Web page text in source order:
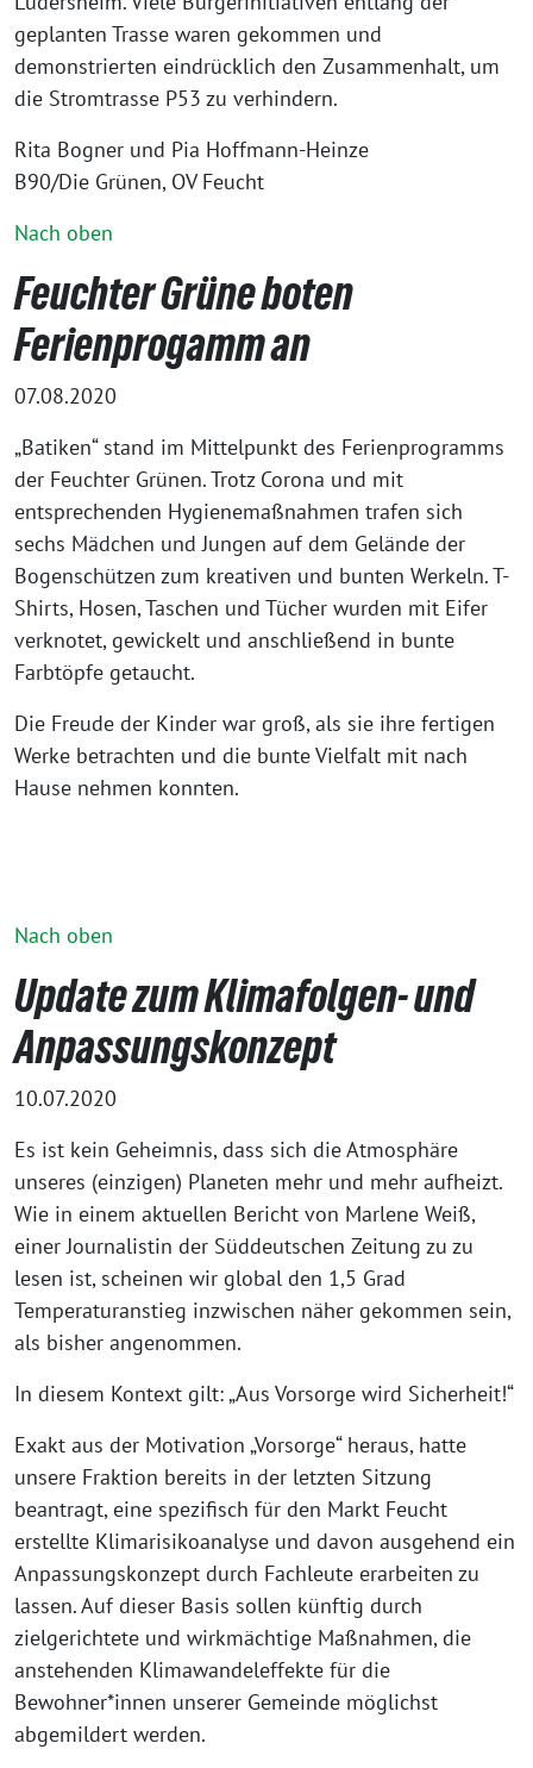
geplanten Trasse waren gekommen und
demonstrierten eindrücklich den Zusammenhalt, um
die Stromtrasse P53 zu verhindern.
Rita Bogner und Pia Hoffmann-Heinze
B90/Die Grünen, OV Feucht
Nach oben
Feuchter Grüne boten
Ferienprogamm an
07.08.2020
„Batiken“ stand im Mittelpunkt des Ferienprogramms
der Feuchter Grünen. Trotz Corona und mit
entsprechenden Hygienemaßnahmen trafen sich
sechs Mädchen und Jungen auf dem Gelände der
Bogenschützen zum kreativen und bunten Werkeln. T-
Shirts, Hosen, Taschen und Tücher wurden mit Eifer
verknotet, gewickelt und anschließend in bunte
Farbtöpfe getaucht.
Die Freude der Kinder war groß, als sie ihre fertigen
Werke betrachten und die bunte Vielfalt mit nach
Hause nehmen konnten.
Nach oben
Update zum Klimafolgen- und
Anpassungskonzept
10.07.2020
Es ist kein Geheimnis, dass sich die Atmosphäre
unseres (einzigen) Planeten mehr und mehr aufheizt.
Wie in einem aktuellen Bericht von Marlene Weiß,
einer Journalistin der Süddeutschen Zeitung zu zu
lesen ist, scheinen wir global den 1,5 Grad
Temperaturanstieg inzwischen näher gekommen sein,
als bisher angenommen.
In diesem Kontext gilt: „Aus Vorsorge wird Sicherheit!“
Exakt aus der Motivation „Vorsorge“ heraus, hatte
unsere Fraktion bereits in der letzten Sitzung
beantragt, eine spezifisch für den Markt Feucht
erstellte Klimarisikoanalyse und davon ausgehend ein
Anpassungskonzept durch Fachleute erarbeiten zu
lassen. Auf dieser Basis sollen künftig durch
zielgerichtete und wirkmächtige Maßnahmen, die
anstehenden Klimawandeleffekte für die
Bewohner*innen unserer Gemeinde möglichst
abgemildert werden.